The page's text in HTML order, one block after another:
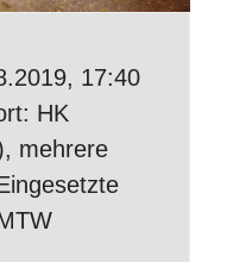
17:40
HK
mehrere